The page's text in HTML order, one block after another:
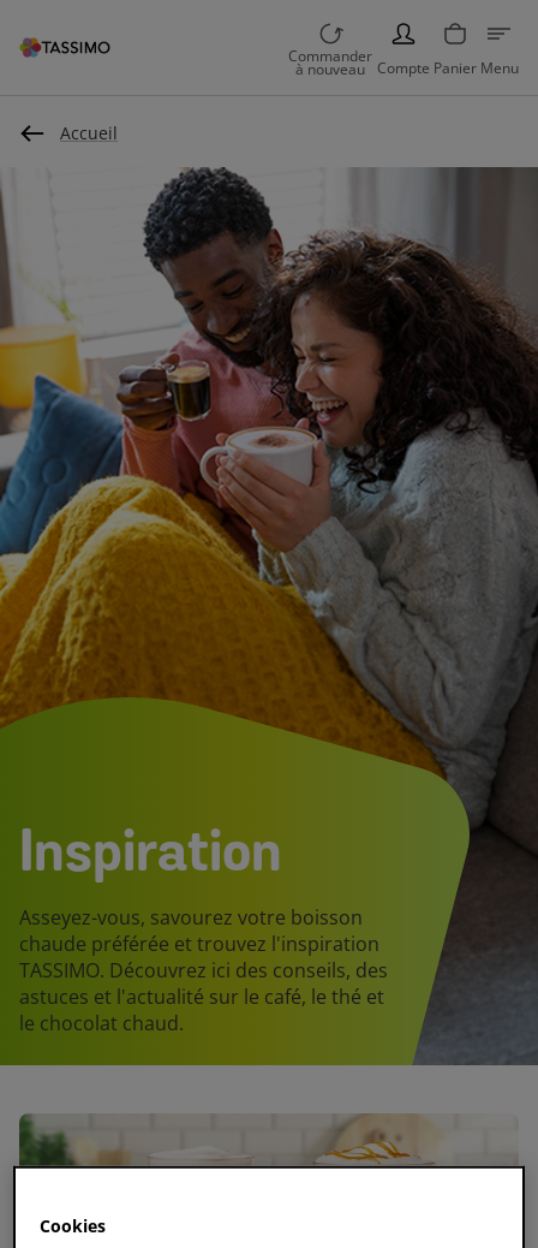
Commander
à nouveau
PERSON
Compte Panier Menu
Accueil
Inspiration
Asseyez-vous, savourez votre boisson
chaude préférée et trouvez l'inspiration
TASSIMO. Découvrez ici des conseils, des
astuces et l'actualité sur le café, le thé et
le chocolat chaud.
Cookies